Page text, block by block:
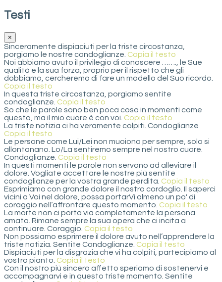
Testi
×
Sinceramente dispiaciuti per la triste circostanza,
porgiamo le nostre condoglianze. Copia il testo
Noi abbiamo avuto il privilegio di conoscere ……., le Sue
qualità e la sua forza, proprio per il rispetto che gli
dobbiamo, cercheremo di fare un modello del Suo ricordo.
Copia il testo
In questa triste circostanza, porgiamo sentite
condoglianze. Copia il testo
So che le parole sono ben poca cosa in momenti come
questo, ma il mio cuore è con voi. Copia il testo
La triste notizia ci ha veramente colpiti. Condoglianze
Copia il testo
Le persone come Lui/Lei non muoiono per sempre, solo si
allontanano. Lo/La sentiremo sempre nel nostro cuore.
Condoglianze. Copia il testo
In questi momenti le parole non servono ad alleviare il
dolore. Vogliate accettare le nostre più sentite
condoglianze per la vostra grande perdita. Copia il testo
Esprimiamo con grande dolore il nostro cordoglio. Il saperci
vicini a Voi nel dolore, possa portarVi almeno un po' di
coraggio nell‘affrontare questo momento. Copia il testo
La morte non ci porta via completamente la persona
amata. Rimane sempre la sua opera che ci incita a
continuare. Coraggio. Copia il testo
Non possiamo esprimere il dolore avuto nell’apprendere la
triste notizia. Sentite Condoglianze. Copia il testo
Dispiaciuti per la disgrazia che vi ha colpiti, partecipiamo al
vostro pianto. Copia il testo
Con il nostro più sincero affetto speriamo di sostenervi e
accompagnarvi e in questo triste momento. Sentite